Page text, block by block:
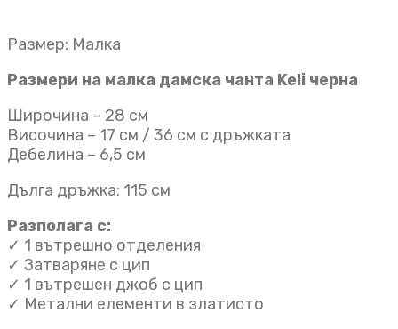
Размер: Малка
Размери на малка дамска чанта Keli черна
Широчина – 28 см
Височина – 17 см / 36 см с дръжката
Дебелина – 6,5 см
Дълга дръжка: 115 см
Разполага с:
✓ 1 вътрешно отделения
✓ Затваряне с цип
✓ 1 вътрешен джоб с цип
✓ Метални елементи в златисто